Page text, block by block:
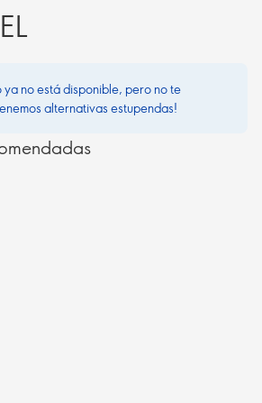
ya no está disponible, pero no te
alternativas estupendas!